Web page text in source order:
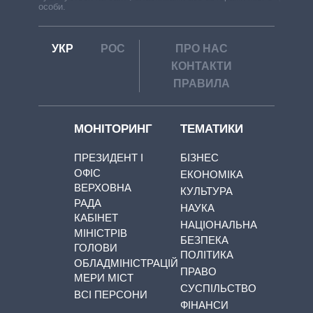
особи.
УКР РОС
ПРО НАС
КОНТАКТИ
ПРАВИЛА
МОНІТОРИНГ
ПРЕЗИДЕНТ І
ОФІС
ВЕРХОВНА
РАДА
КАБІНЕТ
МІНІСТРІВ
ГОЛОВИ
ОБЛАДМІНІСТРАЦІЙ
МЕРИ МІСТ
ВСІ ПЕРСОНИ
ТЕМАТИКИ
БІЗНЕС
ЕКОНОМІКА
КУЛЬТУРА
НАУКА
НАЦІОНАЛЬНА
БЕЗПЕКА
ПОЛІТИКА
ПРАВО
СУСПІЛЬСТВО
ФІНАНСИ